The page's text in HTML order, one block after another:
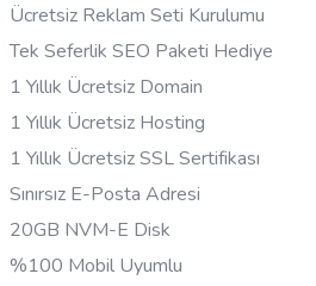
Ücretsiz Reklam Seti Kurulumu
Tek Seferlik SEO Paketi Hediye
1 Yıllık Ücretsiz Domain
1 Yıllık Ücretsiz Hosting
1 Yıllık Ücretsiz SSL Sertifikası
Sınırsız E-Posta Adresi
20GB NVM-E Disk
%100 Mobil Uyumlu